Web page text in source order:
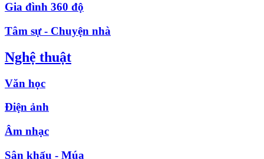
Gia đình 360 độ
Tâm sự - Chuyện nhà
Nghệ thuật
Văn học
Điện ảnh
Âm nhạc
Sân khấu - Múa